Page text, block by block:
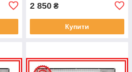
2 850 ₴
Купити